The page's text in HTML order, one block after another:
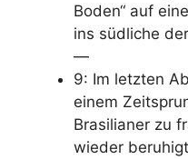
Boden“ auf
ins südliche
—
9: Im letzten
einem
Brasilianer zu
wieder